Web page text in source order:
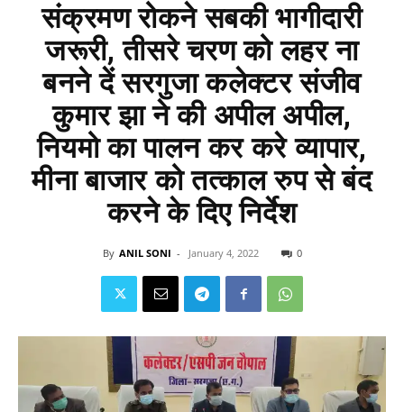
संक्रमण रोकने सबकी भागीदारी
जरूरी, तीसरे चरण को लहर ना
बनने दें सरगुजा कलेक्टर संजीव
कुमार झा ने की अपील अपील,
नियमो का पालन कर करे व्यापार,
मीना बाजार को तत्काल रुप से बंद
करने के दिए निर्देश
By ANIL SONI - January 4, 2022 0